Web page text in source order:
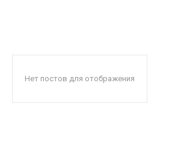
Нет постов для отображения